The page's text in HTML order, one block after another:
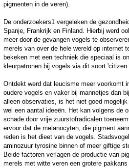
pigmenten in de veren).
De onderzoekers1 vergeleken de
Spanje, Frankrijk en Finland. Hierbij werd
meer door de gevangen vogels te
merels van over de hele wereld op internet
bekeken met een techniek die speciaal is
kleurpatronen bij vogels via dit soort 'citizen
Ontdekt werd dat leucisme meer voorkomt
oudere vogels en vaker bij mannetjes dan
alleen observaties, is het niet goed
wel een aantal ideeën. Het kan volgens de
schade door vrije zuurstofradicalen
ervoor dat de melanocyten, die pigment
reden is het dieet van de vogels.
aminozuur tyrosine binnen of meer giftige
Beide factoren verlagen de productie van
merels met witte veren een grotere